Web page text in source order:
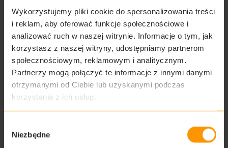
Wykorzystujemy pliki cookie do spersonalizowania treści
i reklam, aby oferować funkcje społecznościowe i
analizować ruch w naszej witrynie. Informacje o tym, jak
korzystasz z naszej witryny, udostępniamy partnerom
społecznościowym, reklamowym i analitycznym.
Partnerzy mogą połączyć te informacje z innymi danymi
otrzymanymi od Ciebie lub uzyskanymi podczas
korzystania z ich usług.
zgody
Niezbędne
Zapytaj o ofertę
Twoje dane
Imię*
Nazwisko*
Adres e-mail*
Podanie adresu email jest niezbędne w celu wysłania oferty, a numer